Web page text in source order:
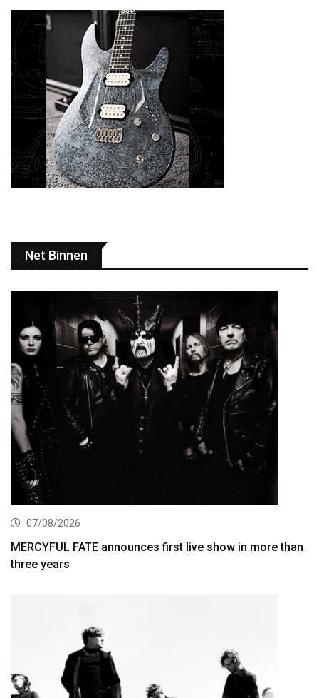
Net Binnen
07/08/2026
MERCYFUL FATE announces first live show in more than
three years